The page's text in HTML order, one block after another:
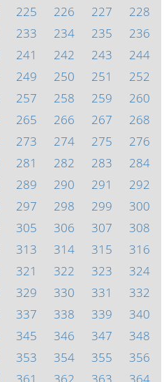
225 226 227
228
233 234 235
236
241 242 243
244
249 250 251
252
257 258 259
260
265 266 267
268
273 274 275
276
281 282 283
284
289 290 291
292
297 298 299
300
305 306 307
308
313 314 315
316
321 322 323
324
329 330 331
332
337 338 339
340
345 346 347
348
353 354 355
356